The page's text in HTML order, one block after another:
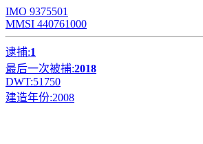
IMO 9375501
MMSI 440761000
逮捕:1
最后一次被捕:2018
DWT:51750
建造年份:2008